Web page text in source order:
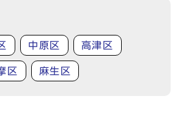
中原区 高津区
区 麻生区